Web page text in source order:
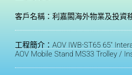
客戶名稱：利嘉閣海外物業及投資
工程簡介：AOV IWB-ST65 65"
AOV Mobile Stand MS33 Trolley /